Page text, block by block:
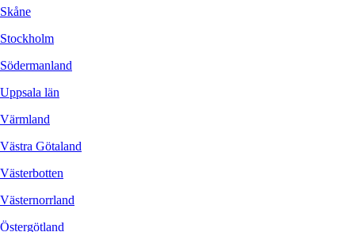
Skåne
Stockholm
Södermanland
Uppsala län
Värmland
Västra Götaland
Västerbotten
Västernorrland
Östergötland